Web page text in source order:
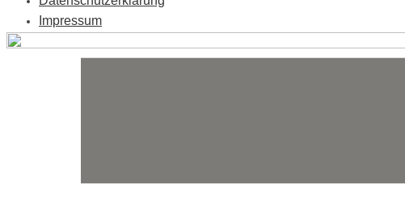
Impressum
Skip